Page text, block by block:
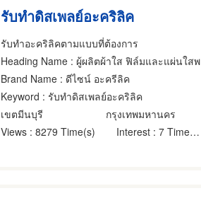
รับทำดิสเพลย์อะคริลิค
รับทําอะคริลิคตามแบบที่ต้องการ
Heading Name : ผู้ผลิตผ้าใส ฟิล์มและแผ่นใสพลาสติก,แผ่นอะครีลิคพลาสติก,ผลิตภัณฑ์อะคริลิค
Brand Name : ดีไซน์ อะครีลิค
Keyword : รับทำดิสเพลย์อะคริลิค
เขตมีนบุรี
กรุงเทพมหานคร
Views : 8279 Time(s) Interest : 7 Time(s)